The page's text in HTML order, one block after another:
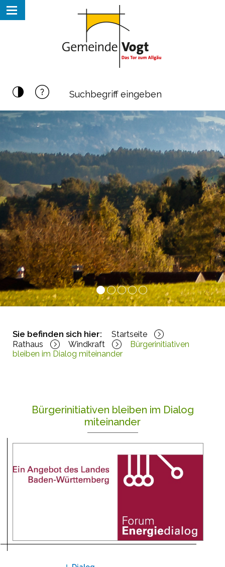
1 2 3 4 5
Sie befinden sich hier:
Startseite
Rathaus
Windkraft
Bürgerinitiativen
bleiben im Dialog miteinander
Bürgerinitiativen bleiben im Dialog
miteinander